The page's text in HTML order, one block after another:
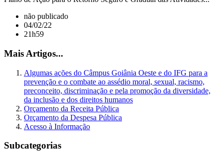
não publicado
04/02/22
21h59
Mais Artigos...
Algumas ações do Câmpus Goiânia Oeste e do IFG para a
prevenção e o combate ao assédio moral, sexual, racismo,
preconceito, discriminação e pela promoção da diversidade,
da inclusão e dos direitos humanos
Orçamento da Receita Pública
Orçamento da Despesa Pública
Acesso à Informação
Subcategorias